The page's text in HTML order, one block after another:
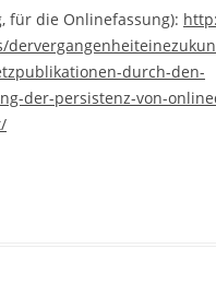
für die Onlinefassung):
durch-den-
der-persistenz-von-